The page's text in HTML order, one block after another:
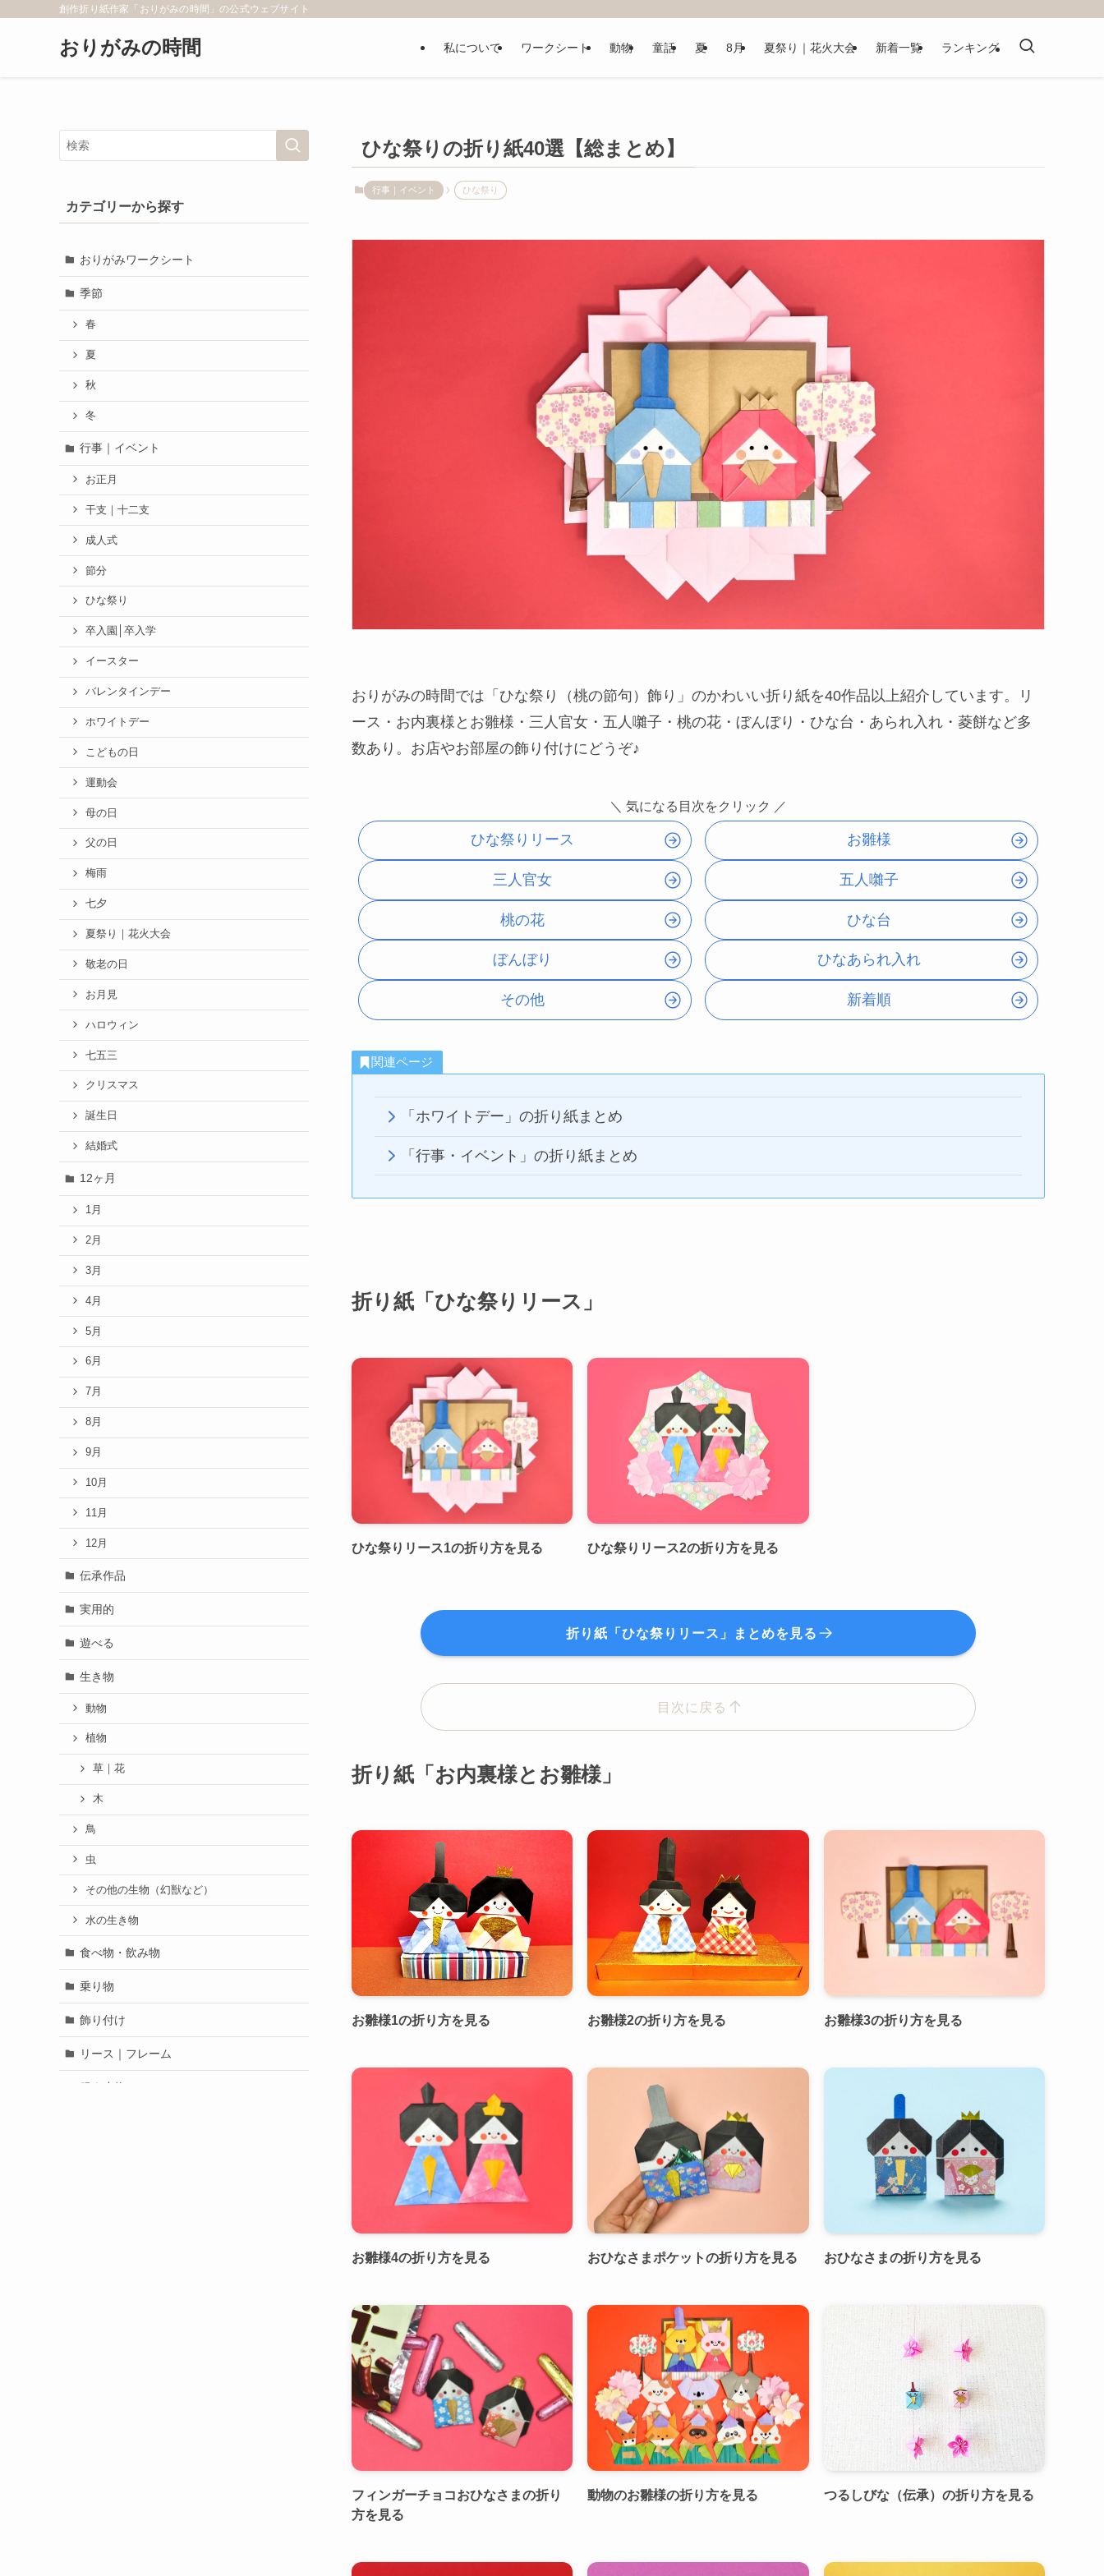
創作折り紙作家「おりがみの時間」の公式ウェブサイト
おりがみの時間 私について ワークシート 動物 童話 夏 8月 夏祭り｜花火大会 新着一覧 ランキング
ひな祭りの折り紙40選【総まとめ】
行事｜イベント ひな祭り
おりがみの時間では「ひな祭り（桃の節句）飾り」のかわいい折り紙を40作品以上紹介しています。リ
ース・お内裏様とお雛様・三人官女・五人囃子・桃の花・ぼんぼり・ひな台・あられ入れ・菱餅など多
数あり。お店やお部屋の飾り付けにどうぞ♪
＼ 気になる目次をクリック ／
ひな祭りリース お雛様
三人官女 五人囃子
桃の花 ひな台
ぼんぼり ひなあられ入れ
その他 新着順
関連ページ
「ホワイトデー」の折り紙まとめ
「行事・イベント」の折り紙まとめ
折り紙「ひな祭りリース」
ひな祭りリース1の折り方を見る ひな祭りリース2の折り方を見る
折り紙「ひな祭りリース」まとめを見る
目次に戻る
折り紙「お内裏様とお雛様」
お雛様1の折り方を見る お雛様2の折り方を見る お雛様3の折り方を見る
お雛様4の折り方を見る おひなさまポケットの折り方を見る おひなさまの折り方を見る
フィンガーチョコおひなさまの折り
方を見る
動物のお雛様の折り方を見る つるしびな（伝承）の折り方を見る
カテゴリーから探す
おりがみワークシート
季節
春
夏
秋
冬
行事｜イベント
お正月
干支｜十二支
成人式
節分
ひな祭り
卒入園│卒入学
イースター
バレンタインデー
ホワイトデー
こどもの日
運動会
母の日
父の日
梅雨
七夕
夏祭り｜花火大会
敬老の日
お月見
ハロウィン
七五三
クリスマス
誕生日
結婚式
12ヶ月
1月
2月
3月
4月
5月
6月
7月
8月
9月
10月
11月
12月
伝承作品
実用的
遊べる
生き物
動物
植物
草｜花
木
鳥
虫
その他の生物（幻獣など）
水の生き物
食べ物・飲み物
乗り物
飾り付け
リース｜フレーム
服｜小物